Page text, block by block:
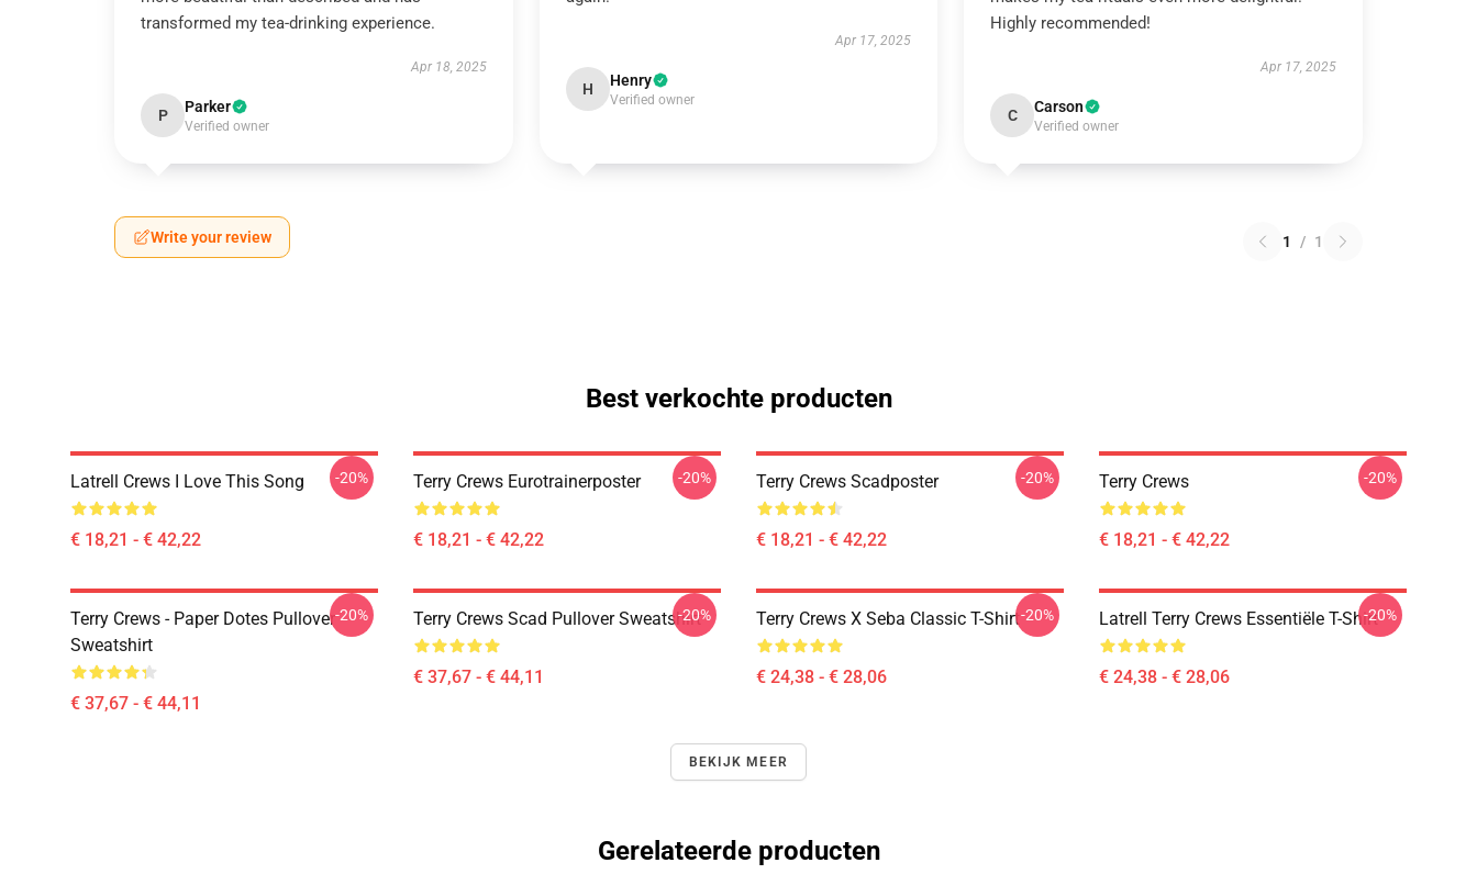
transformed my tea-drinking experience.
Apr 18, 2025
P Parker
Verified owner
Apr 17, 2025
H Henry
Verified owner
Highly recommended!
Apr 17, 2025
C Carson
Verified owner
Write your review 1 / 1
Best verkochte producten
Latrell Crews I Love This Song
€ 18,21 - € 42,22
-20% Terry Crews Eurotrainerposter
€ 18,21 - € 42,22
-20% Terry Crews Scadposter
€ 18,21 - € 42,22
-20% Terry Crews
€ 18,21 - € 42,22
-20%
Terry Crews - Paper Dotes Pullover
Sweatshirt
€ 37,67 - € 44,11
-20% Terry Crews Scad Pullover Sweatshirt
€ 37,67 - € 44,11
-20% Terry Crews X Seba Classic T-Shirt
€ 24,38 - € 28,06
-20% Latrell Terry Crews Essentiële T-Shirt
€ 24,38 - € 28,06
-20%
BEKIJK MEER
Gerelateerde producten